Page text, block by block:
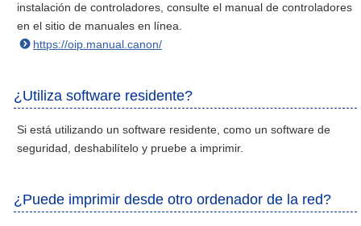
instalación de controladores, consulte el manual de controladores
en el sitio de manuales en línea.
https://oip.manual.canon/
¿Utiliza software residente?
Si está utilizando un software residente, como un software de
seguridad, deshabilítelo y pruebe a imprimir.
¿Puede imprimir desde otro ordenador de la red?